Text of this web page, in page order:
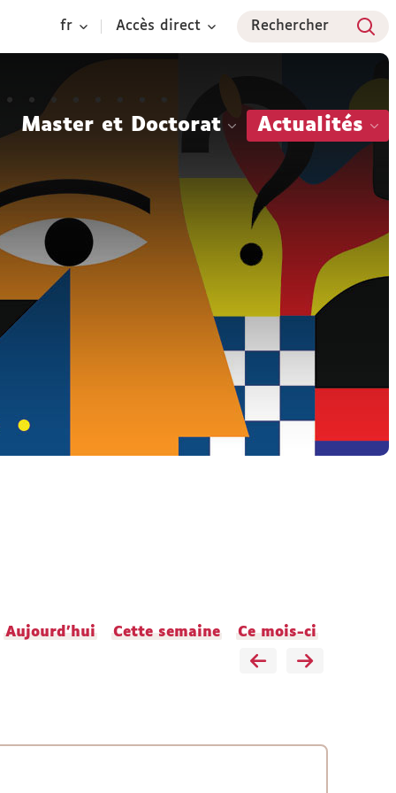
fr Accès direct Rechercher
Master et Doctorat Actualités
Aujourd'hui Cette semaine Ce mois-ci